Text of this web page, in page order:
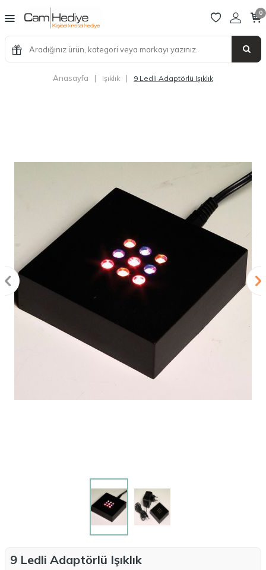
0
Anasayfa | Işıklık | 9 Ledli Adaptörlü Işıklık
9 Ledli Adaptörlü Işıklık